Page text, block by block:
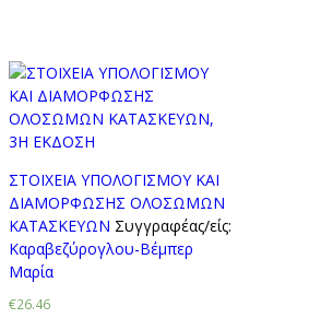
ΣΤΟΙΧΕΙΑ ΥΠΟΛΟΓΙΣΜΟΥ ΚΑΙ
ΔΙΑΜΟΡΦΩΣΗΣ ΟΛΟΣΩΜΩΝ
ΚΑΤΑΣΚΕΥΩΝ Συγγραφέας/είς:
Καραβεζύρογλου-Βέμπερ
Μαρία
€26.46